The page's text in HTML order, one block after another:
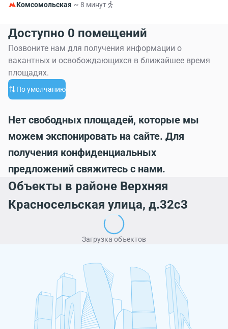
Комсомольская ~ 8 минут
Доступно 0 помещений
Позвоните нам для получения информации о
вакантных и освобождающихся в ближайшее время
площадях.
По умолчанию
Нет свободных площадей, которые мы
можем экспонировать на сайте. Для
получения конфиденциальных
предложений свяжитесь с нами.
Объекты в районе Верхняя
Красносельская улица, д.32с3
Загрузка объектов